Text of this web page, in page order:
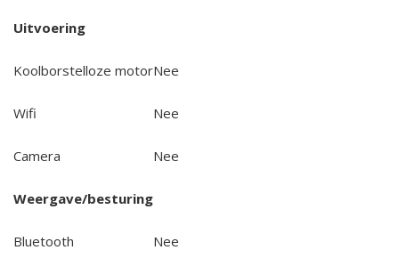
Uitvoering
Koolborstelloze motorNee
Wifi Nee
Camera Nee
Weergave/besturing
Bluetooth Nee